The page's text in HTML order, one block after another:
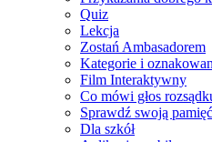
Quiz
Lekcja
Zostań Ambasadorem
Kategorie i
Film Interaktywny
Co mówi głos
Sprawdź swoją pamięć
Dla szkół